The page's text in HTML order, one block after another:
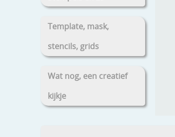
Template, mask,
stencils, grids
Wat nog, een creatief
kijkje